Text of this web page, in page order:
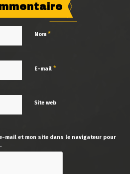
Nom*
E-mail*
Site web
mail et mon site dans le navigateur pour